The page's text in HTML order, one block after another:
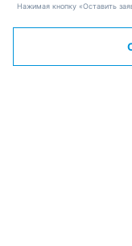
Нажимая кнопку «Оставить